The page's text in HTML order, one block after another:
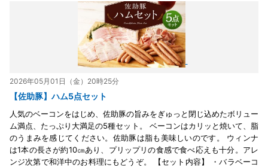
2026年05月01日（金）20時25分
【佐助豚】ハム5点セット
人気のベーコンをはじめ、佐助豚の旨みをぎゅっと閉じ込めたボリュー
ム満点、たっぷり大満足の5種セット。 ベーコンはカリッと焼いて、脂
のうまみを感じてください。佐助豚は脂も美味しいのです。 ウィンナ
は1本の長さが約10㎝あり、プリップリの食感で食べ応えも十分。アレ
ンジ次第で和洋中のお料理にもどうぞ。 【セット内容】 ・バラベーコ